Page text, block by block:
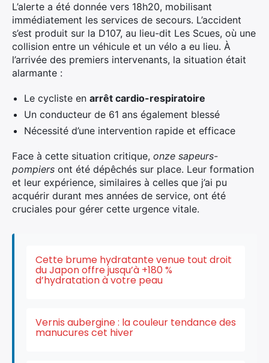
L’alerte a été donnée vers 18h20, mobilisant
immédiatement les services de secours. L’accident
s’est produit sur la D107, au lieu-dit Les Scues, où une
collision entre un véhicule et un vélo a eu lieu. À
l’arrivée des premiers intervenants, la situation était
alarmante :
Le cycliste en arrêt cardio-respiratoire
Un conducteur de 61 ans également blessé
Nécessité d’une intervention rapide et efficace
Face à cette situation critique, onze sapeurs-
pompiers ont été dépêchés sur place. Leur formation
et leur expérience, similaires à celles que j’ai pu
acquérir durant mes années de service, ont été
cruciales pour gérer cette urgence vitale.
Cette brume hydratante venue tout droit
du Japon offre jusqu’à +180 %
d’hydratation à votre peau
Vernis aubergine : la couleur tendance des
manucures cet hiver